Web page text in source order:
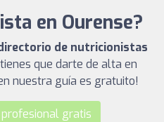
en Ourense?
de nutricionistas
que darte de alta en
nuestra guía es gratuito!
gratis